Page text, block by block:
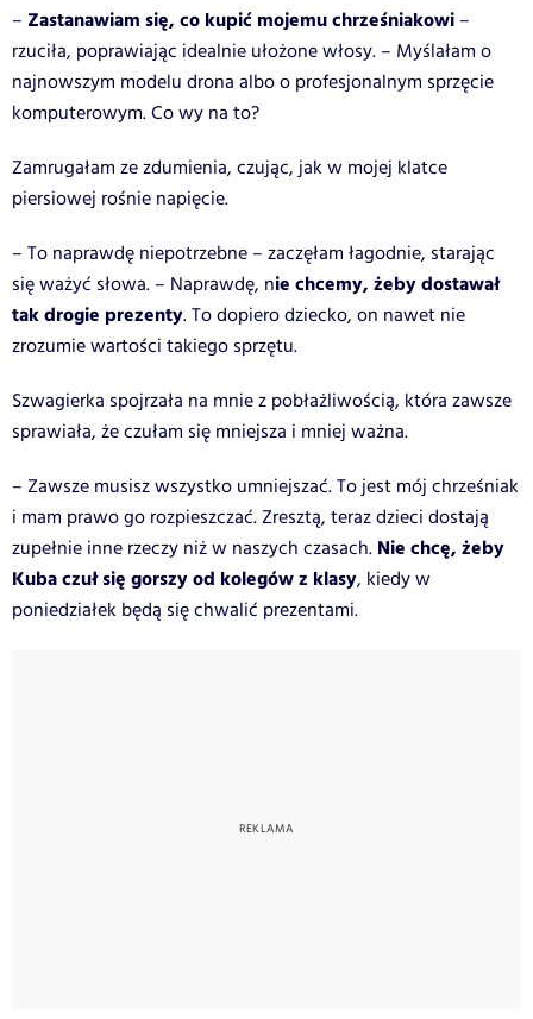
– Zastanawiam się, co kupić mojemu chrześniakowi –
rzuciła, poprawiając idealnie ułożone włosy. – Myślałam o
najnowszym modelu drona albo o profesjonalnym sprzęcie
komputerowym. Co wy na to?
Zamrugałam ze zdumienia, czując, jak w mojej klatce
piersiowej rośnie napięcie.
– To naprawdę niepotrzebne – zaczęłam łagodnie, starając
się ważyć słowa. – Naprawdę, nie chcemy, żeby dostawał
tak drogie prezenty. To dopiero dziecko, on nawet nie
zrozumie wartości takiego sprzętu.
Szwagierka spojrzała na mnie z pobłażliwością, która zawsze
sprawiała, że czułam się mniejsza i mniej ważna.
– Zawsze musisz wszystko umniejszać. To jest mój chrześniak
i mam prawo go rozpieszczać. Zresztą, teraz dzieci dostają
zupełnie inne rzeczy niż w naszych czasach. Nie chcę, żeby
Kuba czuł się gorszy od kolegów z klasy, kiedy w
poniedziałek będą się chwalić prezentami.